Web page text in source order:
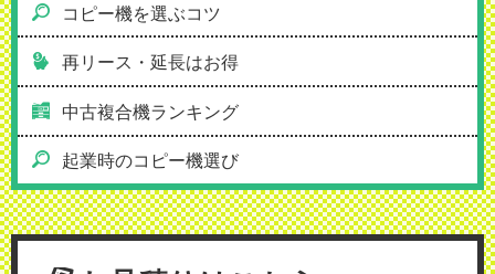
コピー機を選ぶコツ
再リース・延長はお得
中古複合機ランキング
起業時のコピー機選び